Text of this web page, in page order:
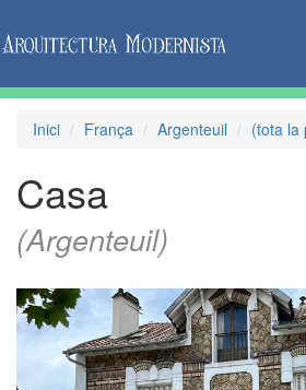
Inici França Argenteuil (tota la
Casa
(Argenteuil)